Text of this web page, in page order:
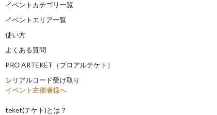
イベントカテゴリ一覧
イベントエリア一覧
使い方
よくある質問
PRO ARTEKET（プロアルテケト）
シリアルコード受け取り
イベント主催者様へ
teket(テケト)とは？